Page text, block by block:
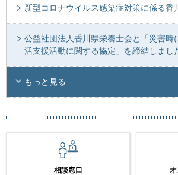
新型コロナウイルス感染症対策に係る香
公益社団法人香川県栄養士会と「災害時
活支援活動に関する協定」を締結しまし
もっと見る
相談窓口